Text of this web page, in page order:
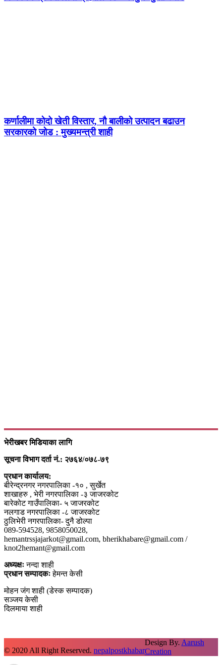
कर्णालीमा कोदो खेती विस्तार, नौ बालीको उत्पादन बढाउन
सरकारको जोड : मुख्यमन्त्री शाही
भेरीखबर मिडियाका लागि
सूचना विभाग दर्ता नं.: २७६४/०७८-७९
प्रधान कार्यालय:
बीरेन्द्रनगर नगरपालिका -१० , सुर्खेत
शाखाहरु , भेरी नगरपालिका -३ जाजरकोट
बारेकोट गाउँपालिका- ५ जाजरकोट
नलगाड नगरपालिका -८ जाजरकोट
ठुलिभेरी नगरपालिका- दुनै डोल्पा
089-594528, 9858050028,
hemantrssjajarkot@gmail.com, bherikhabare@gmail.com /
knot2hemant@gmail.com
अध्यक्षःनन्दा शाही
प्रधान सम्पादकःहेमन्त केसी
मोहन जंग शाही (डेस्क सम्पादक)
सञ्जय केसी
दिलमाया शाही
© 2020 All Right Reserved. nepalpostkhabar
Design By. Aarush
Creation